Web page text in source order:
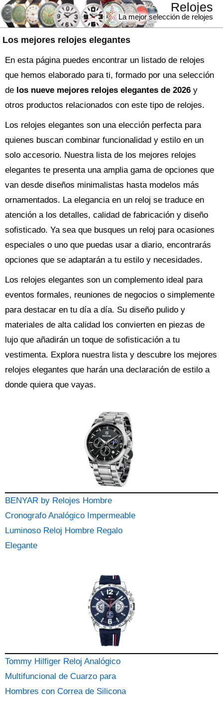
Los mejores relojes elegantes
Relojes
La mejor selección de relojes
En esta página puedes encontrar un listado de relojes
que hemos elaborado para ti, formado por una selección
de los nueve mejores relojes elegantes de 2026 y
otros productos relacionados con este tipo de relojes.
Los relojes elegantes son una elección perfecta para
quienes buscan combinar funcionalidad y estilo en un
solo accesorio. Nuestra lista de los mejores relojes
elegantes te presenta una amplia gama de opciones que
van desde diseños minimalistas hasta modelos más
ornamentados. La elegancia en un reloj se traduce en
atención a los detalles, calidad de fabricación y diseño
sofisticado. Ya sea que busques un reloj para ocasiones
especiales o uno que puedas usar a diario, encontrarás
opciones que se adaptarán a tu estilo y necesidades.
Los relojes elegantes son un complemento ideal para
eventos formales, reuniones de negocios o simplemente
para destacar en tu día a día. Su diseño pulido y
materiales de alta calidad los convierten en piezas de
lujo que añadirán un toque de sofisticación a tu
vestimenta. Explora nuestra lista y descubre los mejores
relojes elegantes que harán una declaración de estilo a
donde quiera que vayas.
BENYAR by Relojes Hombre
Cronografo Analógico Impermeable
Luminoso Reloj Hombre Regalo
Elegante
Tommy Hilfiger Reloj Analógico
Multifuncional de Cuarzo para
Hombres con Correa de Silicona